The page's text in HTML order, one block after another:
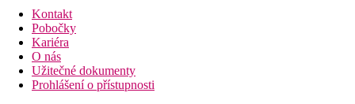
Kontakt
Pobočky
Kariéra
O nás
Užitečné dokumenty
Prohlášení o přístupnosti